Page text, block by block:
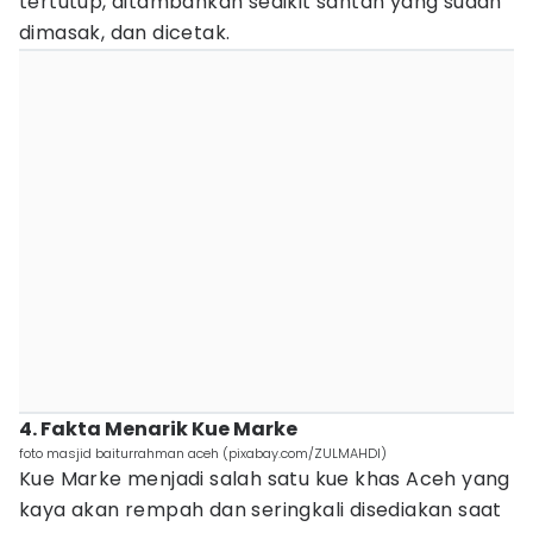
dimasak, dan dicetak.
4. Fakta Menarik Kue Marke
foto masjid baiturrahman aceh (pixabay.com/ZULMAHDI)
Kue Marke menjadi salah satu kue khas Aceh yang
kaya akan rempah dan seringkali disediakan saat